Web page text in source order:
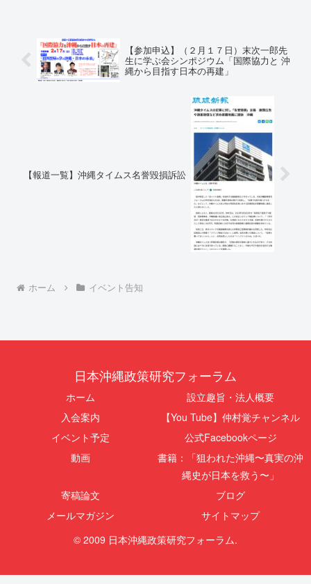
るまで運用停止を求める陳情陳情
の趣旨沖縄県は、「沖縄県...【参加申込】（２月１７日）末次一郎先
生に学ぶ会シンポジウム「国際協力と 沖
縄から目指す日本の再建」
【報道一覧】沖縄タイムス名誉毀損訴訟
ホーム イベント告知
日本沖縄政策研究フォーラム
ホーム
設立趣旨・法人概要
入会案内
【You Tube】仲村覚チャンネル
イベント予定
公式Facebookページ
動画
書籍：「狙われた沖縄〜真実の沖
縄史が日本を救う〜」
寄稿論文
ブログ
メールマガジン
サイトマップ
© 2009 日本沖縄政策研究フォーラム.